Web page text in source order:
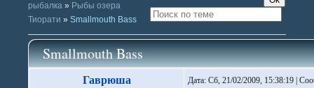
рыбалка » Рыбы озера
Тиорати » Smallmouth Bass
Smallmouth Bass
Гаврюша Дата: Сб, 21/02/2009, 15:38:19 |